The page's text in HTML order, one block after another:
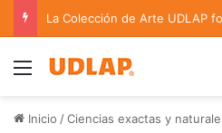
Menu
Inicio /Ciencias exactas y